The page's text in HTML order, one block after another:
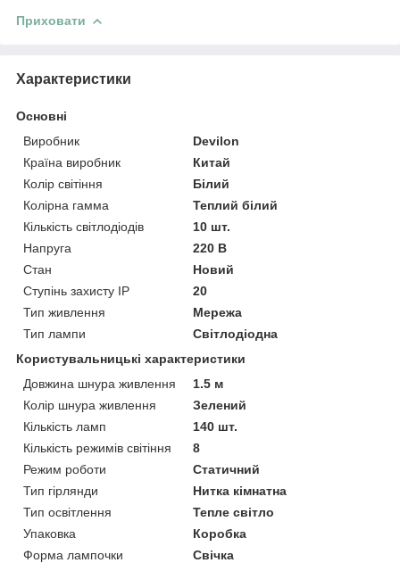
Приховати
Характеристики
Основні
Виробник
Devilon
Країна виробник
Китай
Колір світіння
Білий
Колірна гамма
Теплий білий
Кількість світлодіодів
10 шт.
Напруга
220 В
Стан
Новий
Ступінь захисту IP
20
Тип живлення
Мережа
Тип лампи
Світлодіодна
Користувальницькі характеристики
Довжина шнура живлення
1.5 м
Колір шнура живлення
Зелений
Кількість ламп
140 шт.
Кількість режимів світіння
8
Режим роботи
Статичний
Тип гірлянди
Нитка кімнатна
Тип освітлення
Тепле світло
Упаковка
Коробка
Форма лампочки
Свічка